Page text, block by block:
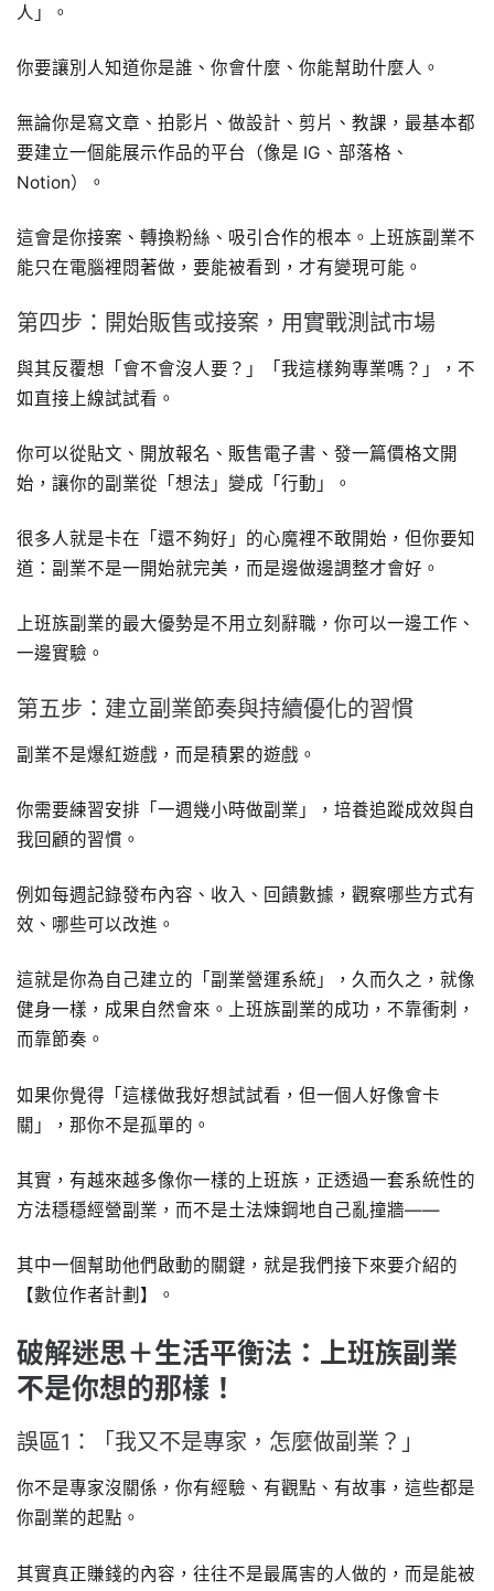
人」。
你要讓別人知道你是誰、你會什麼、你能幫助什麼人。
無論你是寫文章、拍影片、做設計、剪片、教課，最基本都
要建立一個能展示作品的平台（像是 IG、部落格、
Notion）。
這會是你接案、轉換粉絲、吸引合作的根本。上班族副業不
能只在電腦裡悶著做，要能被看到，才有變現可能。
第四步：開始販售或接案，用實戰測試市場
與其反覆想「會不會沒人要？」「我這樣夠專業嗎？」，不
如直接上線試試看。
你可以從貼文、開放報名、販售電子書、發一篇價格文開
始，讓你的副業從「想法」變成「行動」。
很多人就是卡在「還不夠好」的心魔裡不敢開始，但你要知
道：副業不是一開始就完美，而是邊做邊調整才會好。
上班族副業的最大優勢是不用立刻辭職，你可以一邊工作、
一邊實驗。
第五步：建立副業節奏與持續優化的習慣
副業不是爆紅遊戲，而是積累的遊戲。
你需要練習安排「一週幾小時做副業」，培養追蹤成效與自
我回顧的習慣。
例如每週記錄發布內容、收入、回饋數據，觀察哪些方式有
效、哪些可以改進。
這就是你為自己建立的「副業營運系統」，久而久之，就像
健身一樣，成果自然會來。上班族副業的成功，不靠衝刺，
而靠節奏。
如果你覺得「這樣做我好想試試看，但一個人好像會卡
關」，那你不是孤單的。
其實，有越來越多像你一樣的上班族，正透過一套系統性的
方法穩穩經營副業，而不是土法煉鋼地自己亂撞牆——
其中一個幫助他們啟動的關鍵，就是我們接下來要介紹的
【數位作者計劃】。
破解迷思＋生活平衡法：上班族副業
不是你想的那樣！
誤區1：「我又不是專家，怎麼做副業？」
你不是專家沒關係，你有經驗、有觀點、有故事，這些都是
你副業的起點。
其實真正賺錢的內容，往往不是最厲害的人做的，而是能被